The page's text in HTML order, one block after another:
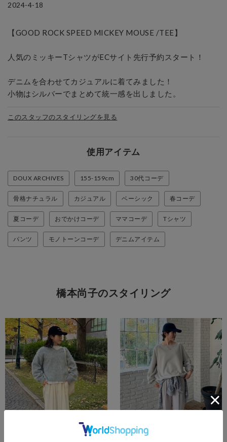
2024-4-18
【GOOD ROCK SPEED MICKEY MOUSE /TEE】
人気のミッキーTシャツがECサイト先行予約スタート！
デニムを合わせてカジュアルに着てみました！
小物はシルバーでまとめて統一感を出しました。
このスタッフのスタイリングを見る
使用アイテム
DOUX ARCHIVES 155-159cm 30代コーデ
骨格ナチュラル カジュアル ベーシック 春コーデ
夏コーデ おでかけコーデ ママコーデ Tシャツ
パンツ モノトーンコーデ デニムアイテム
橋本尚子のスタイリング